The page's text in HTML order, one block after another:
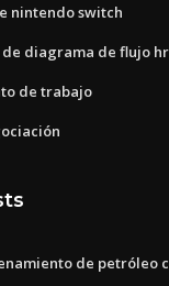
nintendo switch
diagrama de flujo hr
de trabajo
de petróleo